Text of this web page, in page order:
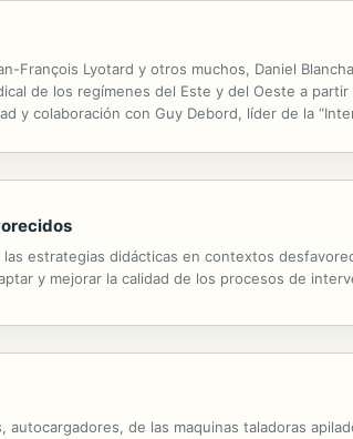
François Lyotard y otros muchos, Daniel
de los regímenes del Este y del Oeste a
y colaboración con Guy Debord, líder de la
estrategias didácticas en contextos
y mejorar la calidad de los procesos de
de las maquinas taladoras